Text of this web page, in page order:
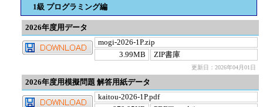
1級 プログラミング編
2026年度用データ
mogi-2026-1P.zip
3.99MB
ZIP書庫
更新日：2026年04月01日
2026年度用模擬問題 解答用紙データ
kaitou-2026-1P.pdf